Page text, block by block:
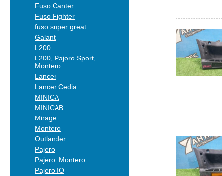
Fuso Canter
Fuso Fighter
fuso super great
Galant
L200
L200, Pajero Sport,
Montero
Lancer
Lancer Cedia
MINICA
MINICAB
Mirage
Montero
Outlander
Pajero
Pajero. Montero
Pajero IO